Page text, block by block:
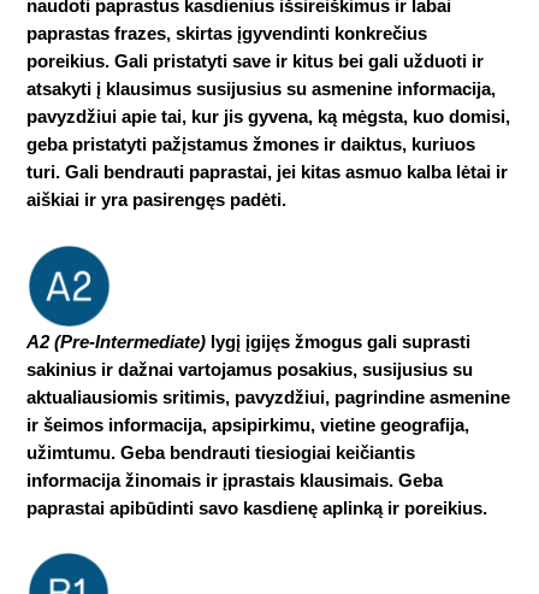
naudoti paprastus kasdienius išsireiškimus ir labai
paprastas frazes, skirtas įgyvendinti konkrečius
poreikius. Gali pristatyti save ir kitus bei gali užduoti ir
atsakyti į klausimus susijusius su asmenine informacija,
pavyzdžiui apie tai, kur jis gyvena, ką mėgsta, kuo domisi,
geba pristatyti pažįstamus žmones ir daiktus, kuriuos
turi. Gali bendrauti paprastai, jei kitas asmuo kalba lėtai ir
aiškiai ir yra pasirengęs padėti.
A2 (Pre-Intermediate) lygį įgijęs žmogus gali suprasti
sakinius ir dažnai vartojamus posakius, susijusius su
aktualiausiomis sritimis, pavyzdžiui, pagrindine asmenine
ir šeimos informacija, apsipirkimu, vietine geografija,
užimtumu. Geba bendrauti tiesiogiai keičiantis
informacija žinomais ir įprastais klausimais. Geba
paprastai apibūdinti savo kasdienę aplinką ir poreikius.